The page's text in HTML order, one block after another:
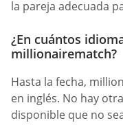
la pareja adecuada
¿En cuántos
millionairematch?
Hasta la fecha,
en inglés. No hay
disponible que no